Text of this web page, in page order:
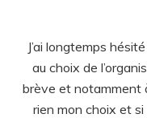
au choix de
brève et notamment
rien mon choix et si
moindre hésitation.
dans son contenu
unique à vivre, une